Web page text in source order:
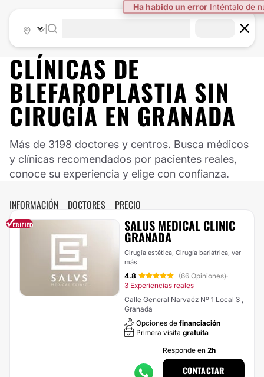
Ha habido un error Inténtalo de
CLÍNICAS DE
BLEFAROPLASTIA SIN
CIRUGÍA EN GRANADA
Más de 3198 doctores y centros. Busca médicos
y clínicas recomendados por pacientes reales,
conoce su experiencia y elige con confianza.
INFORMACIÓN DOCTORES PRECIO
SALUS MEDICAL CLINIC
GRANADA
Cirugía estética, Cirugía bariátrica, ver
más
4.8 (66 Opiniones)·
3 Experiencias reales
Calle General Narvaéz Nº 1 Local 3 ,
Granada
Opciones de financiación
Primera visita gratuita
Responde en 2h
CONTACTAR